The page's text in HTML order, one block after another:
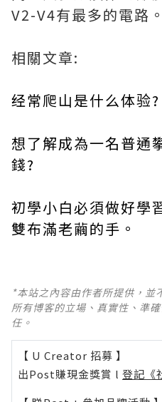
V2-V4有最多的電路。
相關文章:
经常爬山是什么体验?
想了解成為一名普通
錢?
初學小白必須做好學
雙布滿老繭的手。
*本站之內容由作者所提供，並
所有博客的立場、真實性、準
任。
【 U Creator 招募 】
出Post賺現金獎賞 l 登記《